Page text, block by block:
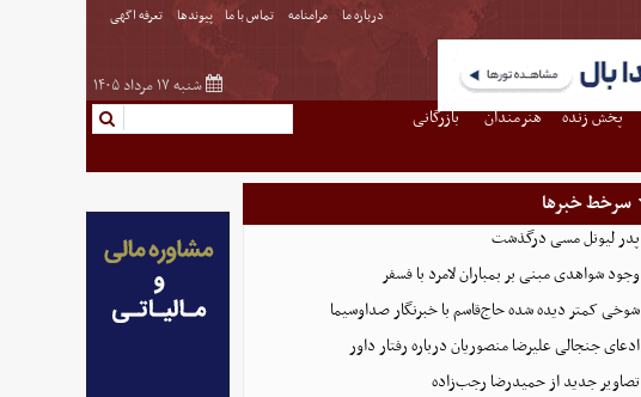
درباره ما مرامنامه تماس با ما پیوندها تعرفه اگهی
شنبه ۱۷ مرداد ۱۴۰۵
پخش زنده هنرمندان
بازرگانی
سرخط خبرها
پدر لیونل مسی درگذشت
وجود شواهدی مبنی بر بمباران لامرد با فسفر
شوخی کمتر دیده شده حاج‌قاسم با خبرنگار صداوسیما
ادعای جنجالی علیرضا منصوریان درباره رفتار داور
تصاویر جدید از حمیدرضا رجب‌زاده